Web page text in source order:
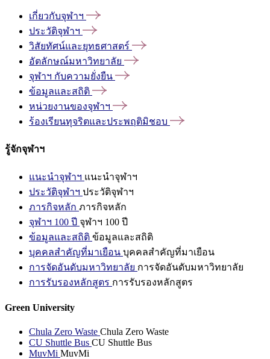
เกี่ยวกับจุฬาฯ
ประวัติจุฬาฯ
วิสัยทัศน์และยุทธศาสตร์
อัตลักษณ์มหาวิทยาลัย
จุฬาฯ กับความยั่งยืน
ข้อมูลและสถิติ
หน่วยงานของจุฬาฯ
ร้องเรียนทุจริตและประพฤติมิชอบ
รู้จักจุฬาฯ
แนะนำจุฬาฯ แนะนำจุฬาฯ
ประวัติจุฬาฯ ประวัติจุฬาฯ
ภารกิจหลัก ภารกิจหลัก
จุฬาฯ 100 ปี จุฬาฯ 100 ปี
ข้อมูลและสถิติ ข้อมูลและสถิติ
บุคคลสำคัญที่มาเยือน บุคคลสำคัญที่มาเยือน
การจัดอันดับมหาวิทยาลัย การจัดอันดับมหาวิทยาลัย
การรับรองหลักสูตร การรับรองหลักสูตร
Green University
Chula Zero Waste Chula Zero Waste
CU Shuttle Bus CU Shuttle Bus
MuvMi MuvMi